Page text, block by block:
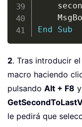
End
Sub
2. Tras introducir
macro haciendo
pulsando Alt + F8
le pedirá que